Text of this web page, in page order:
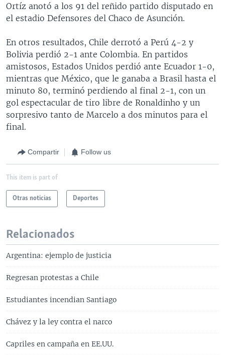
Ortíz anotó a los 91 del reñido partido disputado en
el estadio Defensores del Chaco de Asunción.
En otros resultados, Chile derrotó a Perú 4-2 y
Bolivia perdió 2-1 ante Colombia. En partidos
amistosos, Estados Unidos perdió ante Ecuador 1-0,
mientras que México, que le ganaba a Brasil hasta el
minuto 80, terminó perdiendo al final 2-1, con un
gol espectacular de tiro libre de Ronaldinho y un
sorpresivo tanto de Marcelo a dos minutos para el
final.
Compartir Follow us
This item is part of
Otras noticias Deportes
Relacionados
Argentina: ejemplo de justicia
Regresan protestas a Chile
Estudiantes incendian Santiago
Chávez y la ley contra el narco
Capriles en campaña en EE.UU.